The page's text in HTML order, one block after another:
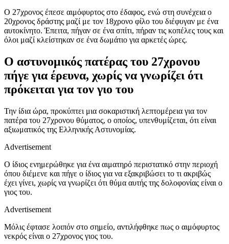
Ο 27χρονος έπεσε αιμόφυρτος στο έδαφος, ενώ στη συνέχεια ο
20χρονος δράστης μαζί με τον 18χρονο φίλο του διέφυγαν με ένα
αυτοκίνητο. Έπειτα, πήγαν σε ένα σπίτι, πήραν τις κοπέλες τους και
όλοι μαζί κλείστηκαν σε ένα δωμάτιο για αρκετές ώρες.
Ο αστυνομικός πατέρας του 27χρονου
πήγε για έρευνα, χωρίς να γνωρίζει ότι
πρόκειται για τον γιο του
Την ίδια ώρα, προκύπτει μια σοκαριστική λεπτομέρεια για τον
πατέρα του 27χρονου θύματος, ο οποίος, υπενθυμίζεται, ότι είναι
αξιωματικός της Ελληνικής Αστυνομίας.
Advertisement
Ο ίδιος ενημερώθηκε για ένα αιματηρό περιστατικό στην περιοχή
όπου διέμενε και πήγε ο ίδιος για να εξακριβώσει το τι ακριβώς
έχει γίνει, χωρίς να γνωρίζει ότι θύμα αυτής της δολοφονίας είναι ο
γιος του.
Advertisement
Μόλις έφτασε λοιπόν στο σημείο, αντιλήφθηκε πως ο αιμόφυρτος
νεκρός είναι ο 27χρονος γιος του.